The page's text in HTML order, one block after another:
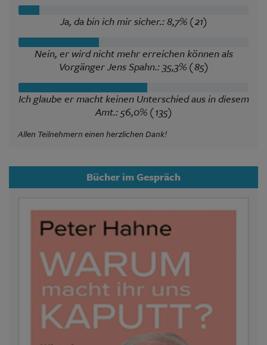
Ja, da bin ich mir sicher.: 8,7% (21)
Nein, er wird nicht mehr erreichen können als
Vorgänger Jens Spahn.: 35,3% (85)
Ich glaube er macht keinen Unterschied aus in diesem
Amt.: 56,0% (135)
Allen Teilnehmern einen herzlichen Dank!
Bücher im Gespräch